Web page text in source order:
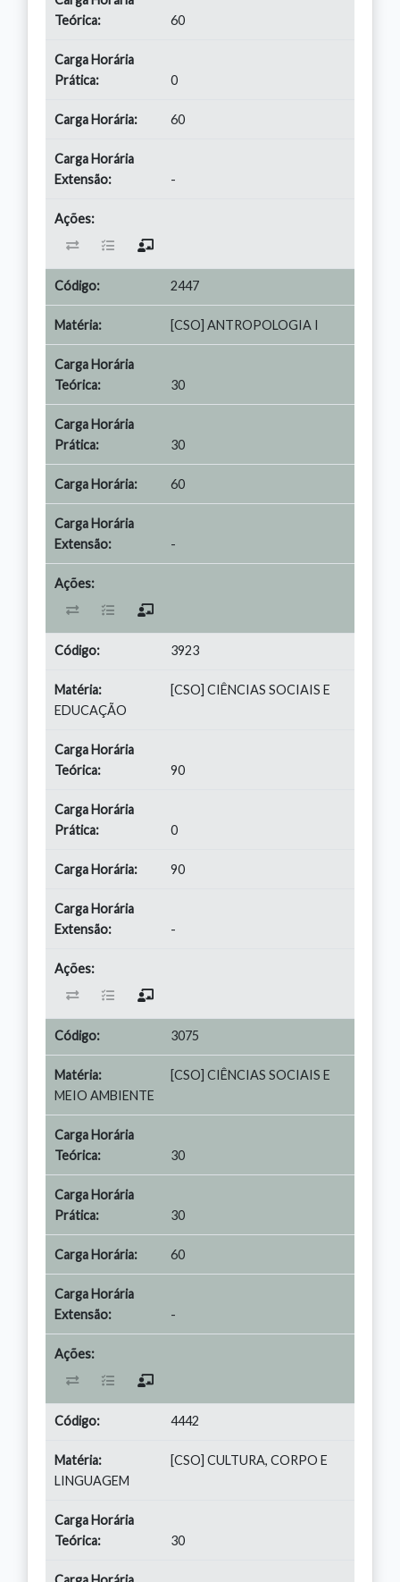
60
0
60
-
2447
[CSO] ANTROPOLOGIA I
30
30
60
-
3923
[CSO] CIÊNCIAS SOCIAIS E
EDUCAÇÃO
90
0
90
-
3075
[CSO] CIÊNCIAS SOCIAIS E
MEIO AMBIENTE
30
30
60
-
4442
[CSO] CULTURA, CORPO E
LINGUAGEM
30